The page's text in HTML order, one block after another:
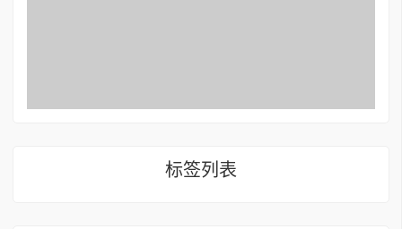
标签列表